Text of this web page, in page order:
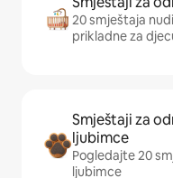
20 smještaja
prikladne za
Smještaji za
ljubimce
Pogledajte 20
ljubimce